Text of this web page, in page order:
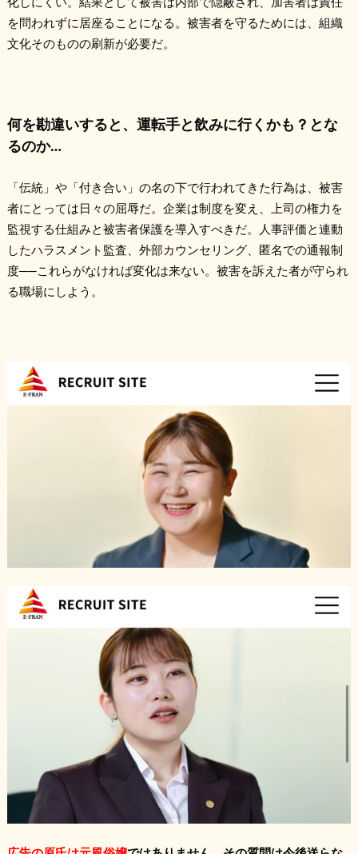
を問われずに居座ることになる。被害者を守るためには、組織
文化そのものの刷新が必要だ。
何を勘違いすると、運転手と飲みに行くかも？とな
るのか…
「伝統」や「付き合い」の名の下で行われてきた行為は、被害
者にとっては日々の屈辱だ。企業は制度を変え、上司の権力を
監視する仕組みと被害者保護を導入すべきだ。人事評価と連動
したハラスメント監査、外部カウンセリング、匿名での通報制
度──これらがなければ変化は来ない。被害を訴えた者が守られ
る職場にしよう。